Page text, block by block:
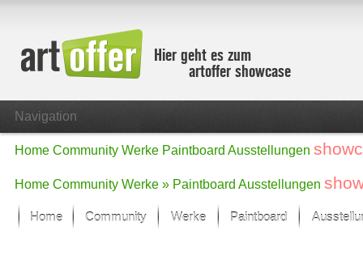
Hier geht es zum
artoffer showcase
Navigation
Home Community Werke Paintboard Ausstellungen
Home Community Werke » Paintboard Ausstellungen
Home Community Werke Paintboard